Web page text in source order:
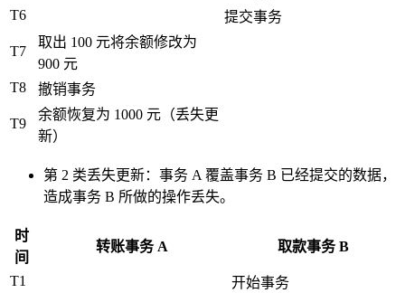
T6
提交事务
T7
取出 100 元将余额修改为
900 元
T8
撤销事务
T9
余额恢复为 1000 元（丢失更
新）
第 2 类丢失更新：事务 A 覆盖事务 B 已经提交的数据，
造成事务 B 所做的操作丢失。
时
间
转账事务 A 取款事务 B
T1
开始事务